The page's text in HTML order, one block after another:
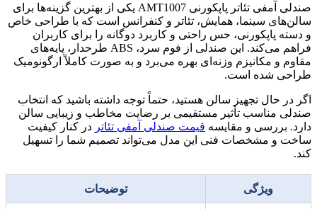
صندلی آمفی تئاتر پاپکورنی AMT1007 یکی از بهترین گزینه‌ها برای
سالن‌های سینما، همایش، تئاتر و کنفرانس است که با طراحی خاص
و دسته‌ پاپکورنی، حس راحتی و کاربرد دوگانه را برای کاربران
فراهم می‌کند. این صندلی از فوم سرد، ABS طرحدار، پایه‌های
مقاوم و مکانیزم وزنه‌ای بهره می‌برد و به صورت کاملاً ارگونومیک
طراحی شده است.
اگر در حال تجهیز سالن هستید، حتماً توجه داشته باشید که انتخاب
صندلی مناسب تأثیر مستقیمی بر رضایت مخاطب و زیبایی سالن
دارد. بررسی و مقایسه قیمت صندلی آمفی تئاتر در کنار کیفیت
ساخت و مشخصات فنی این مدل می‌تواند تصمیم شما را تسهیل
کند.
ویژگی توضیحات